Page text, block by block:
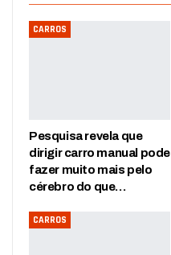
CARROS
Pesquisa revela que
dirigir carro manual pode
fazer muito mais pelo
cérebro do que…
CARROS